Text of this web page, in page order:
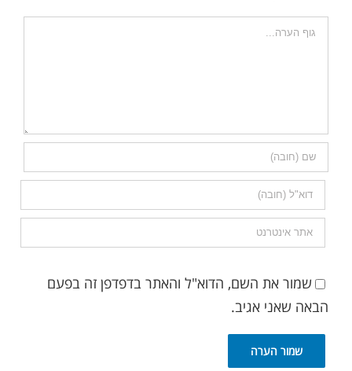
הערה
שמור את השם, הדוא"ל והאתר בדפדפן זה בפעם
הבאה שאני אגיב.